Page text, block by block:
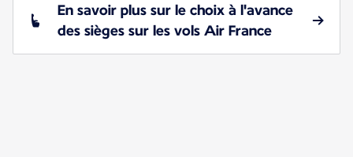
En savoir plus sur le choix à l'avance
des sièges sur les vols Air France